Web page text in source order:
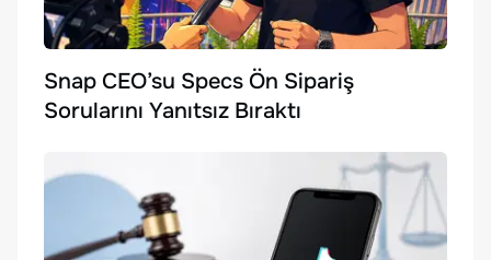
Snap CEO’su Specs Ön Sipariş
Sorularını Yanıtsız Bıraktı